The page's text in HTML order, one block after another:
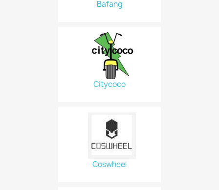
Bafang
Citycoco
Coswheel